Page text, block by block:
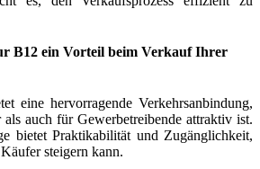
B12 ein Vorteil beim Verkauf Ihrer
eine hervorragende Verkehrsanbindung,
auch für Gewerbetreibende attraktiv ist.
bietet Praktikabilität und Zugänglichkeit,
steigern kann.